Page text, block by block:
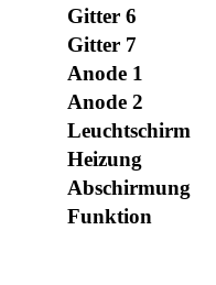
Gitter 6
Gitter 7
Anode 1
Anode 2
Leuchtschirm
Heizung
Abschirmung
Funktion